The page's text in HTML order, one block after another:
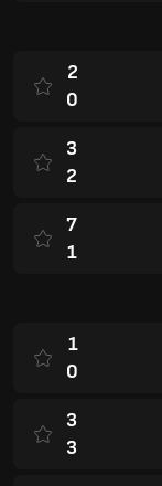
2
0
3
2
7
1
1
0
3
3